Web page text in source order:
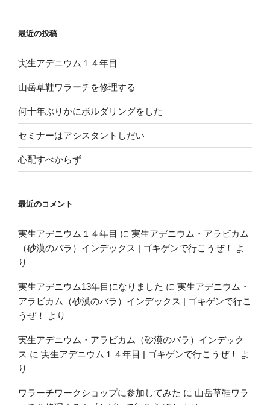
最近の投稿
実生アデニウム１４年目
山岳草鞋ワラーチを修理する
何十年ぶりかにボルダリングをした
セミナーはアシスタントしだい
心配すべからず
最近のコメント
実生アデニウム１４年目 に 実生アデニウム・アラビカム
（砂漠のバラ）インデックス | ゴキゲンで行こうぜ！
よ
り
実生アデニウム13年目になりました に 実生アデニウム・
アラビカム（砂漠のバラ）インデックス | ゴキゲンで行こ
うぜ！
より
実生アデニウム・アラビカム（砂漠のバラ）インデック
ス に 実生アデニウム１４年目 | ゴキゲンで行こうぜ！
よ
り
ワラーチワークショップに参加してみた に 山岳草鞋ワラ